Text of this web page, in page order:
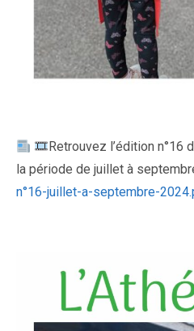
Retrouvez l’édition n°16
la période de juillet à
n°16-juillet-a-septembre-